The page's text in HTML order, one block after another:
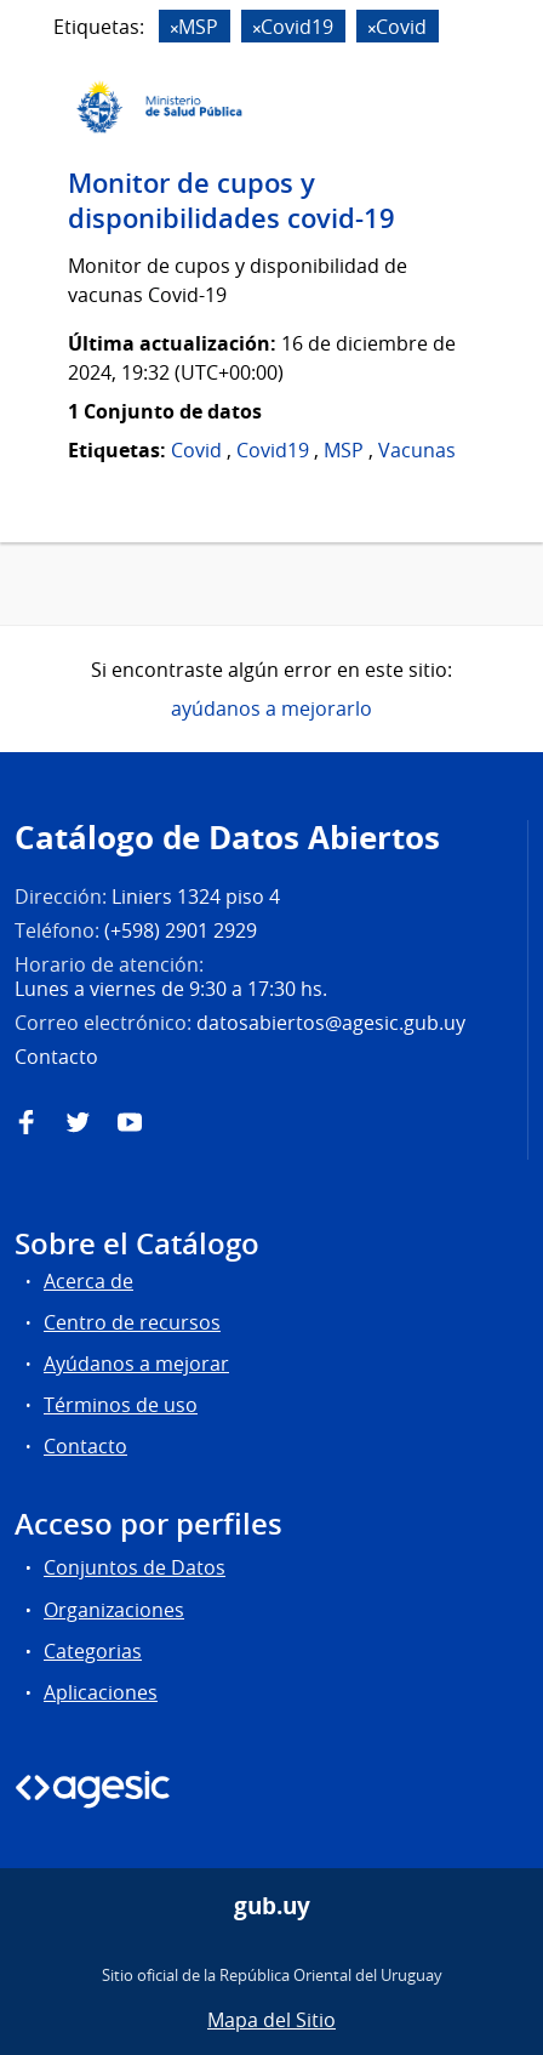
Etiquetas: MSP Covid19 Covid
Monitor de cupos y
disponibilidades covid-19
Monitor de cupos y disponibilidad de
vacunas Covid-19
Última actualización: 16 de diciembre de
2024, 19:32 (UTC+00:00)
1 Conjunto de datos
Etiquetas: Covid , Covid19, MSP , Vacunas
Si encontraste algún error en este sitio:
ayúdanos a mejorarlo
de
página
Catálogo de Datos Abiertos
Dirección: Liniers 1324 piso 4
Teléfono: (+598) 2901 2929
Horario de atención:
Lunes a viernes de 9:30 a 17:30 hs.
Correo electrónico: datosabiertos@agesic.gub.uy
Contacto
FacebookTwitterYouTube
Sobre el Catálogo
Acerca de
Centro de recursos
Ayúdanos a mejorar
Términos de uso
Contacto
Acceso por perfiles
Conjuntos de Datos
Organizaciones
Categorias
Aplicaciones
gub.uy
Sitio oficial de la República Oriental del Uruguay
Mapa del Sitio